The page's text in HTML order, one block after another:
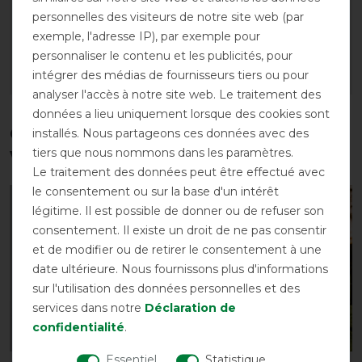
avant 41,95 €
LISTE DE SOUHAITS
avant 25,95 €
22,05 € *
LISTE DE SOUHAITS
Ces produits pourraient également
vous intéresser
-13%
personnelles des visiteurs de notre site web (par
exemple, l'adresse IP), par exemple pour
personnaliser le contenu et les publicités, pour
intégrer des médias de fournisseurs tiers ou pour
analyser l'accès à notre site web. Le traitement des
données a lieu uniquement lorsque des cookies sont
installés. Nous partageons ces données avec des
tiers que nous nommons dans les paramètres.
Le traitement des données peut être effectué avec
le consentement ou sur la base d'un intérêt
légitime. Il est possible de donner ou de refuser son
consentement. Il existe un droit de ne pas consentir
et de modifier ou de retirer le consentement à une
date ultérieure. Nous fournissons plus d'informations
sur l'utilisation des données personnelles et des
services dans notre Déclaration de
confidentialité.
Essentiel
Statistique